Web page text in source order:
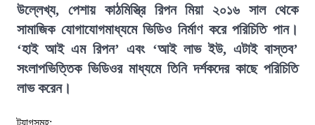
উল্লেখ্য, পেশায় কাঠমিস্ত্রি রিপন মিয়া ২০১৬ সাল থেকে
সামাজিক যোগাযোগমাধ্যমে ভিডিও নির্মাণ করে পরিচিতি পান।
‘হাই আই এম রিপন’ এবং ‘আই লাভ ইউ, এটাই বাস্তব’
সংলাপভিত্তিক ভিডিওর মাধ্যমে তিনি দর্শকদের কাছে পরিচিতি
লাভ করেন।
ট্যাগসমূহ: